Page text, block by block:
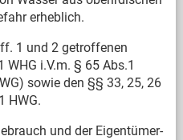
erheblich.
1 und 2 getroffenen
i.V.m. § 65 Abs.1
sowie den §§ 33, 25, 26
HWG.
und der Eigentümer-